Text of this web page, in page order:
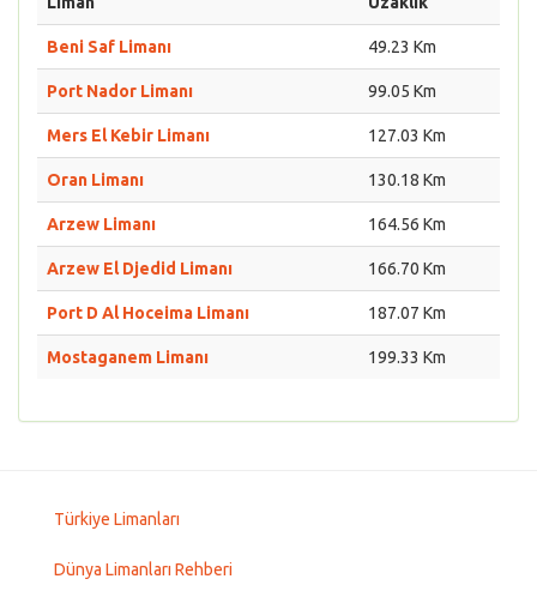
Beni Saf Limanı 49.23 Km
Port Nador Limanı 99.05 Km
Mers El Kebir Limanı 127.03 Km
Oran Limanı 130.18 Km
Arzew Limanı 164.56 Km
Arzew El Djedid Limanı 166.70 Km
Port D Al Hoceima Limanı 187.07 Km
Mostaganem Limanı 199.33 Km
Türkiye Limanları
Dünya Limanları Rehberi